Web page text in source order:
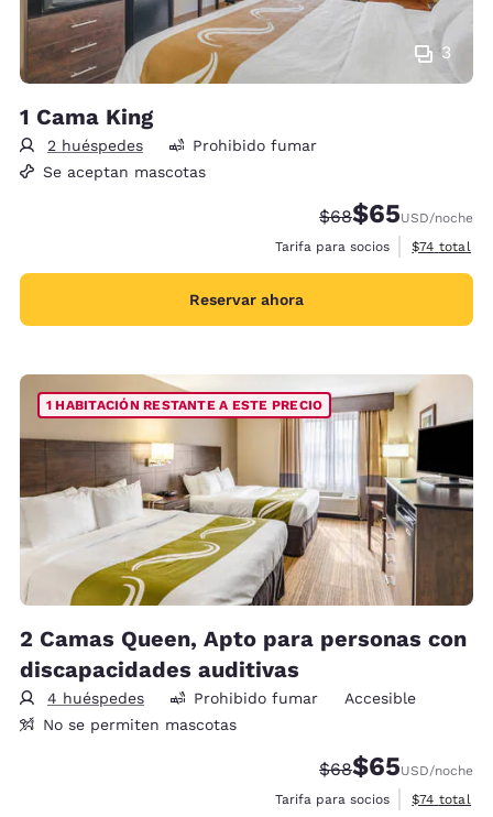
3
1 Cama King
2 huéspedes
Prohibido fumar
Se aceptan mascotas
Precio tachado:
$68Precio con
$65USD/noche
Tarifa para socios
Ver
$74 total
Reservar ahora
1 HABITACIÓN RESTANTE A ESTE PRECIO
2 Camas Queen, Apto para personas con
discapacidades auditivas
4 huéspedes Prohibido fumar
Accesible
No se permiten mascotas
Precio tachado:
$68Precio con
$65USD/noche
Tarifa para socios
Ver
$74 total